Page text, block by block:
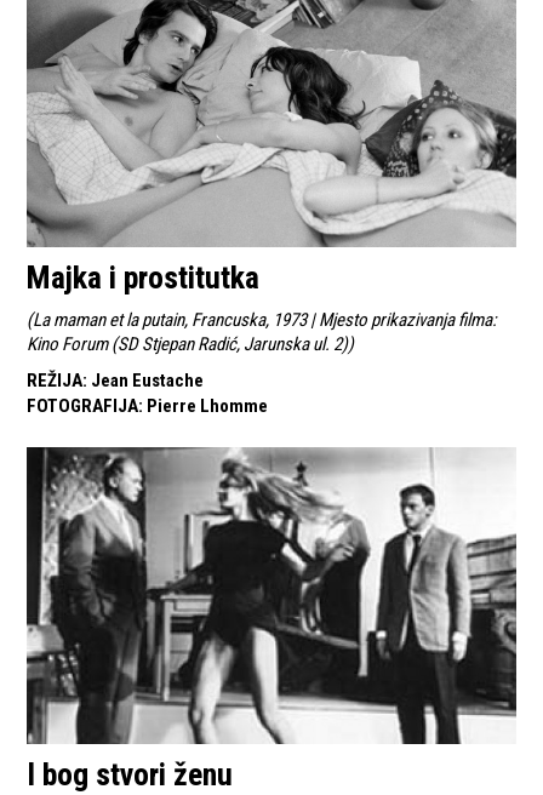
Majka i prostitutka
(La maman et la putain, Francuska, 1973 | Mjesto prikazivanja filma:
Kino Forum (SD Stjepan Radić, Jarunska ul. 2))
REŽIJA: Jean Eustache
FOTOGRAFIJA: Pierre Lhomme
I bog stvori ženu